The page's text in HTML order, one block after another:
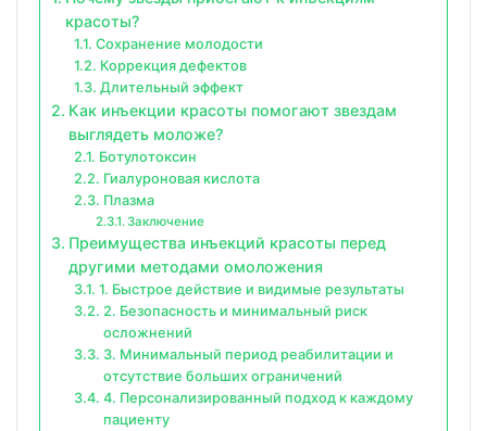
красоты?
Сохранение молодости
Коррекция дефектов
Длительный эффект
Как инъекции красоты помогают звездам
выглядеть моложе?
Ботулотоксин
Гиалуроновая кислота
Плазма
Заключение
Преимущества инъекций красоты перед
другими методами омоложения
1. Быстрое действие и видимые результаты
2. Безопасность и минимальный риск
осложнений
3. Минимальный период реабилитации и
отсутствие больших ограничений
4. Персонализированный подход к каждому
пациенту